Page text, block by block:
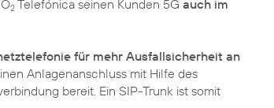
2 Telefónica seinen Kunden 5G auch im
für mehr Ausfallsicherheit an
Anlagenanschluss mit Hilfe des
bereit. Ein SIP-Trunk ist somit